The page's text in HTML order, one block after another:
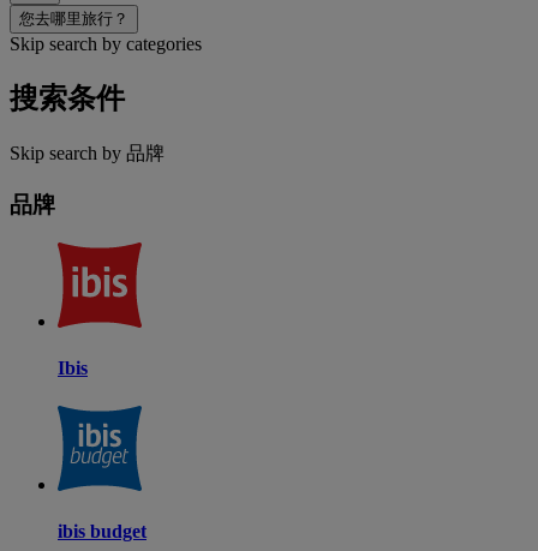
您去哪里旅行？
Skip search by categories
搜索条件
Skip search by 品牌
品牌
Ibis
ibis budget